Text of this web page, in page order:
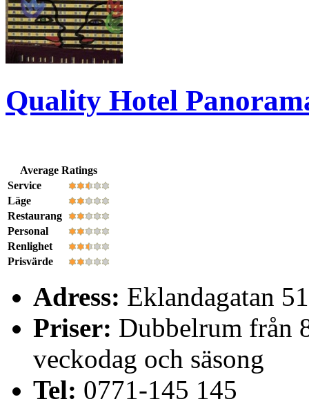
Quality Hotel
Average Ratings
Service
Läge
Restaurang
Personal
Renlighet
Prisvärde
Adress: Eklandagatan
Priser: Dubbelrum från
veckodag och säsong
Tel: 0771-145 145